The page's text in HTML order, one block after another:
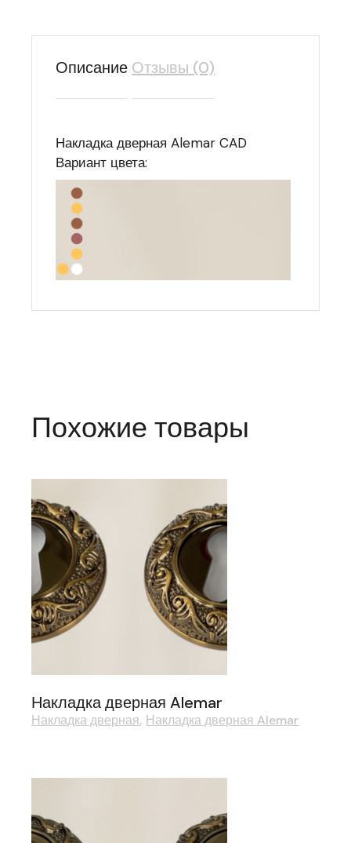
Описание Отзывы (0)
Накладка дверная Alemar CAD
Вариант цвета:
Похожие товары
Накладка дверная Alemar
Накладка дверная Накладка дверная Alemar